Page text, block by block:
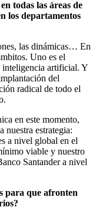
todas las áreas de
los departamentos
las dinámicas… En
Uno es el
inteligencia artificial. Y
del
radical de todo el
en este momento,
nuestra estrategia:
a nivel global en el
viable y nuestro
Santander a nivel
para que afronten